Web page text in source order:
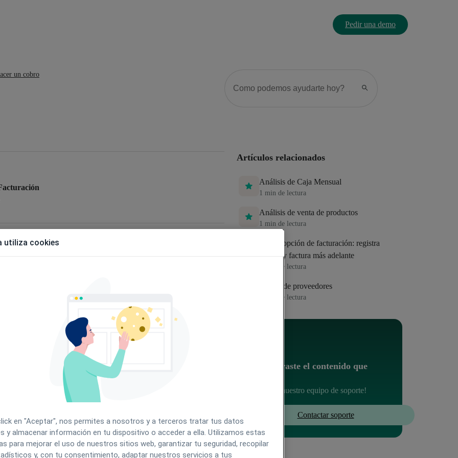
Pedir una demo
un cobro
varios sitios (cita, caja, ficha del paciente…), pero
Venta, sabes cobrar cualquier cosa
cobrando.
en Clinic Cloud
> Nuevo ingreso
de Caja > Nueva Venta
de Cobros> Pagar
Artículos relacionados
Análisis de Caja Mensual
1 min de lectura
Análisis de venta de productos
1 min de lectura
Nueva opción de facturación: registra
cobros y factura más adelante
min de lectura
Gastos de proveedores
min de lectura
¿No encontraste el contenido que
Contacta con nuestro equipo de soporte!
Contactar soporte
utiliza cookies
en "Aceptar", nos permites a nosotros y a terceros tratar tus datos
y almacenar información en tu dispositivo o acceder a ella. Utilizamos estas
para mejorar el uso de nuestros sitios web, garantizar tu seguridad, recopilar
y, con tu consentimiento, adaptar nuestros servicios a tus